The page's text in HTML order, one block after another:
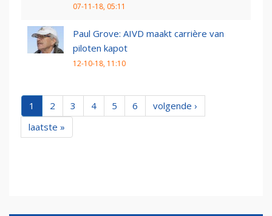
07-11-18, 05:11
Paul Grove: AIVD maakt carrière van
piloten kapot
12-10-18, 11:10
1 2 3 4 5 6
volgende ›
laatste »